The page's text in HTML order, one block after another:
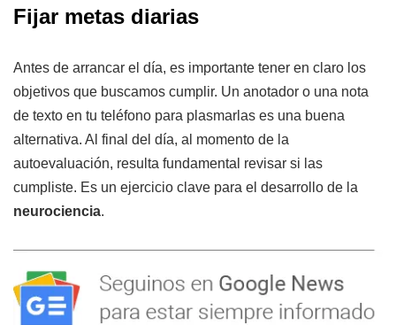
Fijar metas diarias
Antes de arrancar el día, es importante tener en claro los
objetivos que buscamos cumplir. Un anotador o una nota
de texto en tu teléfono para plasmarlas es una buena
alternativa. Al final del día, al momento de la
autoevaluación, resulta fundamental revisar si las
cumpliste. Es un ejercicio clave para el desarrollo de la
neurociencia.